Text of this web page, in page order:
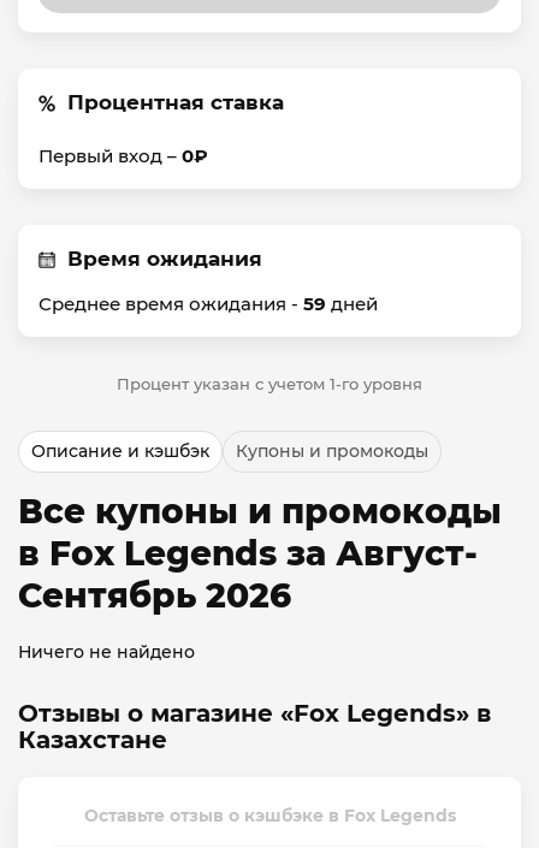
Процентная ставка
Первый вход – 0₽
Время ожидания
Среднее время ожидания - 59 дней
Процент указан с учетом 1-го уровня
Описание и кэшбэк Купоны и промокоды
Все купоны и промокоды
в Fox Legends за Август-
Сентябрь 2026
Ничего не найдено
Отзывы о магазине «Fox Legends» в
Казахстане
Оставьте отзыв о кэшбэке в Fox Legends